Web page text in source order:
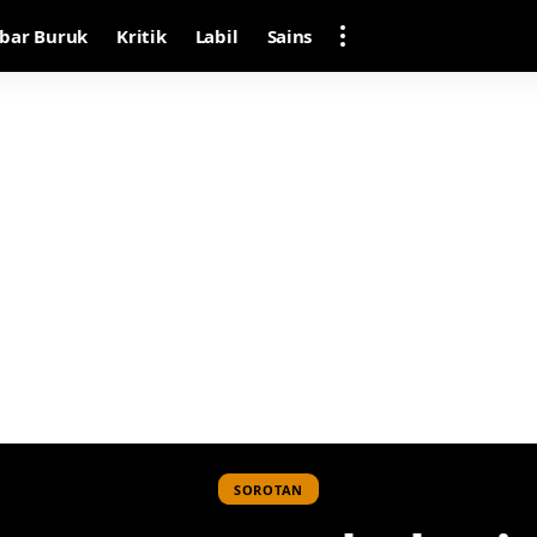
Buruk Kritik Labil Sains
SOROTAN